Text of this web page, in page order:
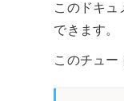
このドキュ
できます。
このチュー